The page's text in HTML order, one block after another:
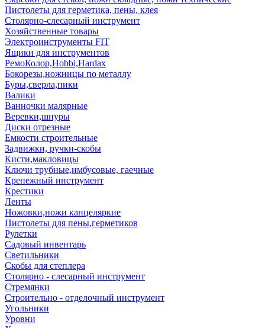
Пистолеты для герметика, пены, клея
Столярно-слесарный инструмент
Хозяйственные товары
Электроинструменты FIT
Ящики для инструментов
РемоКолор,Hobbi,Hardax
Бокорезы,ножницы по металлу
Буры,сверла,пики
Валики
Ванночки малярные
Веревки,шнуры
Диски отрезные
Емкости строительные
Задвижки, ручки-скобы
Кисти,макловицы
Ключи трубные,имбусовые, гаечные
Крепежный инструмент
Крестики
Ленты
Ножовки,ножи канцеляркие
Пистолеты для пены,герметиков
Рулетки
Садовый инвентарь
Светильники
Скобы для степлера
Столярно - слесарный инструмент
Стремянки
Строительно - отделочный инструмент
Угольники
Уровни